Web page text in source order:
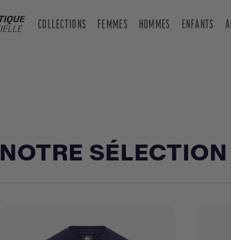
COLLECTIONS FEMMES HOMMES ENFANTS
NOTRE SÉLECTION